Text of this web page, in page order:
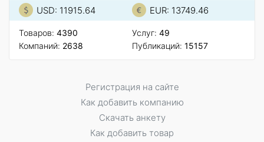
USD: 11915.64 EUR: 13749.46
Товаров: 4390
Компаний: 2638
Услуг: 49
Публикаций: 15157
Регистрация на сайте
Как добавить компанию
Скачать анкету
Как добавить товар